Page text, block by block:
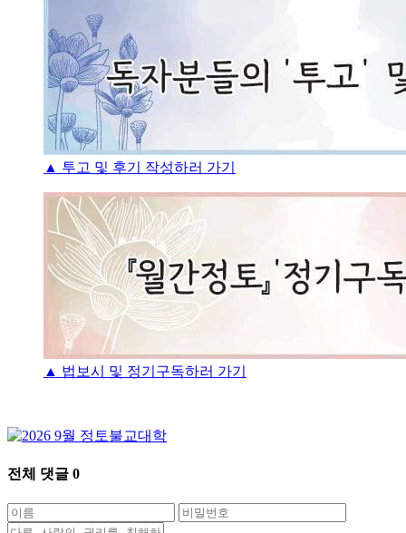
▲ 투고 및 후기 작성하러 가기
▲ 법보시 및 정기구독하러 가기
전체 댓글 0